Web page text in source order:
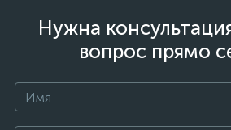
Нужна
вопрос прямо